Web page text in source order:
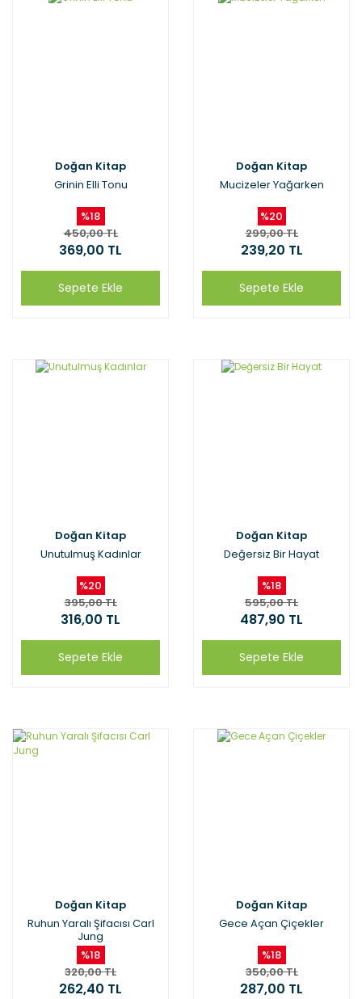
Doğan Kitap
Grinin Elli Tonu
%18
450,00 TL
369,00 TL
Sepete Ekle
Doğan Kitap
Mucizeler Yağarken
%20
299,00 TL
239,20 TL
Sepete Ekle
Doğan Kitap
Unutulmuş Kadınlar
%20
395,00 TL
316,00 TL
Sepete Ekle
Doğan Kitap
Değersiz Bir Hayat
%18
595,00 TL
487,90 TL
Sepete Ekle
Doğan Kitap
Ruhun Yaralı Şifacısı Carl
Jung
%18
320,00 TL
262,40 TL
Doğan Kitap
Gece Açan Çiçekler
%18
350,00 TL
287,00 TL